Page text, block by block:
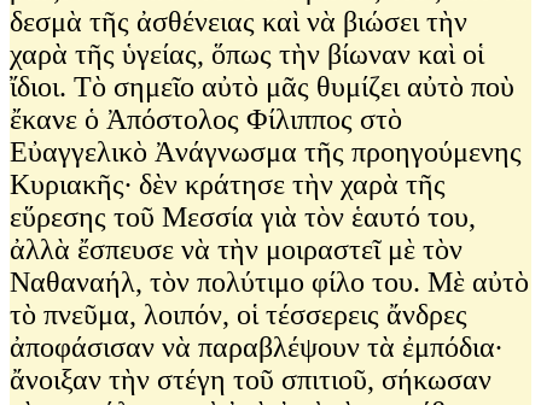
δεσμὰ τῆς ἀσθένειας καὶ νὰ βιώσει τὴν
χαρὰ τῆς ὑγείας, ὅπως τὴν βίωναν καὶ οἱ
ἴδιοι. Τὸ σημεῖο αὐτὸ μᾶς θυμίζει αὐτὸ ποὺ
ἔκανε ὁ Ἀπόστολος Φίλιππος στὸ
Εὐαγγελικὸ Ἀνάγνωσμα τῆς προηγούμενης
Κυριακῆς∙ δὲν κράτησε τὴν χαρὰ τῆς
εὕρεσης τοῦ Μεσσία γιὰ τὸν ἑαυτό του,
ἀλλὰ ἔσπευσε νὰ τὴν μοιραστεῖ μὲ τὸν
Ναθαναήλ, τὸν πολύτιμο φίλο του. Μὲ αὐτὸ
τὸ πνεῦμα, λοιπόν, οἱ τέσσερεις ἄνδρες
ἀποφάσισαν νὰ παραβλέψουν τὰ ἐμπόδια∙
ἄνοιξαν τὴν στέγη τοῦ σπιτιοῦ, σήκωσαν